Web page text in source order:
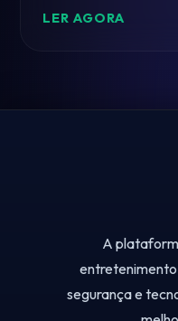
LER AGORA
A
segurança e